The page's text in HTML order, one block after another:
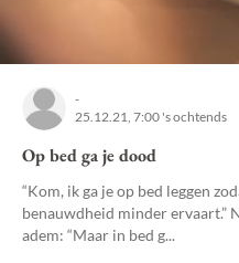
-
25.12.21, 7:00 's ochtends
Op bed ga je dood
“Kom, ik ga je op bed leggen
benauwdheid minder ervaart.”
adem: “Maar in bed g...